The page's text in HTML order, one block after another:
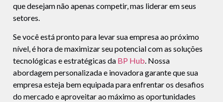
que desejam não apenas competir, mas liderar em seus
setores.
Se você está pronto para levar sua empresa ao próximo
nível, é hora de maximizar seu potencial com as soluções
tecnológicas e estratégicas da BP Hub. Nossa
abordagem personalizada e inovadora garante que sua
empresa esteja bem equipada para enfrentar os desafios
do mercado e aproveitar ao máximo as oportunidades